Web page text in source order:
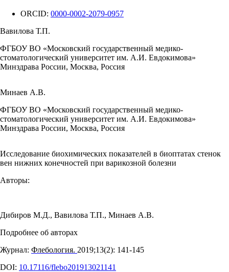
ORCID: 0000-0002-2079-0957
Вавилова Т.П.
ФГБОУ ВО «Московский государственный медико-
стоматологический университет им. А.И. Евдокимова»
Минздрава России, Москва, Россия
Минаев А.В.
ФГБОУ ВО «Московский государственный медико-
стоматологический университет им. А.И. Евдокимова»
Минздрава России, Москва, Россия
Исследование биохимических показателей в биоптатах стенок
вен нижних конечностей при варикозной болезни
Авторы:
Дибиров М.Д., Вавилова Т.П., Минаев А.В.
Подробнее об авторах
Журнал: Флебология. 2019;13(2): 141‑145
DOI: 10.17116/flebo201913021141